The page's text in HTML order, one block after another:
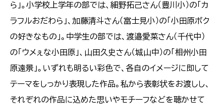
ら」。小学校上学年の部では、細野拓己さん（豊川小）の「カ
ラフルおだわら」、加藤清斗さん（富士見小）の「小田原ボク
の好きなもの」。中学生の部では、渡邉愛菜さん（千代中）
の「ウメぇな小田原」、山田久史さん（城山中）の「相州小田
原遠景」。いずれも明るい彩色で、各自のイメージに即して
テーマをしっかり表現した作品。私から表彰状をお渡しし、
それぞれの作品に込めた思いやモチーフなどを聴かせて